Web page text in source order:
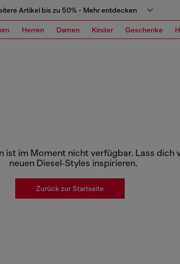
Artikel bis zu 50% - Mehr entdecken
Herren Damen Kinder Geschenke
ist im Moment nicht verfügbar. Lass dich
neuen Diesel‑Styles inspirieren.
Zurück zur Startseite